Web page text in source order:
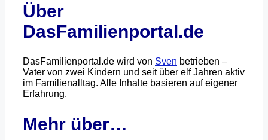
Über
DasFamilienportal.de
DasFamilienportal.de wird von Sven betrieben –
Vater von zwei Kindern und seit über elf Jahren aktiv
im Familienalltag. Alle Inhalte basieren auf eigener
Erfahrung.
Mehr über…